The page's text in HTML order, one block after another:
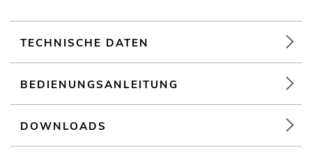
TECHNISCHE DATEN
BEDIENUNGSANLEITUNG
DOWNLOADS